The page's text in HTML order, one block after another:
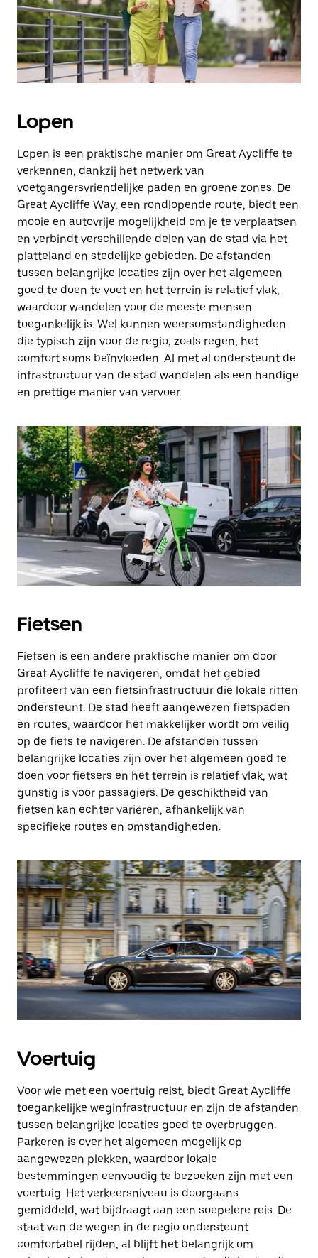
Lopen
Lopen is een praktische manier om Great Aycliffe te
verkennen, dankzij het netwerk van
voetgangersvriendelijke paden en groene zones. De
Great Aycliffe Way, een rondlopende route, biedt een
mooie en autovrije mogelijkheid om je te verplaatsen
en verbindt verschillende delen van de stad via het
platteland en stedelijke gebieden. De afstanden
tussen belangrijke locaties zijn over het algemeen
goed te doen te voet en het terrein is relatief vlak,
waardoor wandelen voor de meeste mensen
toegankelijk is. Wel kunnen weersomstandigheden
die typisch zijn voor de regio, zoals regen, het
comfort soms beïnvloeden. Al met al ondersteunt de
infrastructuur van de stad wandelen als een handige
en prettige manier van vervoer.
Fietsen
Fietsen is een andere praktische manier om door
Great Aycliffe te navigeren, omdat het gebied
profiteert van een fietsinfrastructuur die lokale ritten
ondersteunt. De stad heeft aangewezen fietspaden
en routes, waardoor het makkelijker wordt om veilig
op de fiets te navigeren. De afstanden tussen
belangrijke locaties zijn over het algemeen goed te
doen voor fietsers en het terrein is relatief vlak, wat
gunstig is voor passagiers. De geschiktheid van
fietsen kan echter variëren, afhankelijk van
specifieke routes en omstandigheden.
Voertuig
Voor wie met een voertuig reist, biedt Great Aycliffe
toegankelijke weginfrastructuur en zijn de afstanden
tussen belangrijke locaties goed te overbruggen.
Parkeren is over het algemeen mogelijk op
aangewezen plekken, waardoor lokale
bestemmingen eenvoudig te bezoeken zijn met een
voertuig. Het verkeersniveau is doorgaans
gemiddeld, wat bijdraagt aan een soepelere reis. De
staat van de wegen in de regio ondersteunt
comfortabel rijden, al blijft het belangrijk om